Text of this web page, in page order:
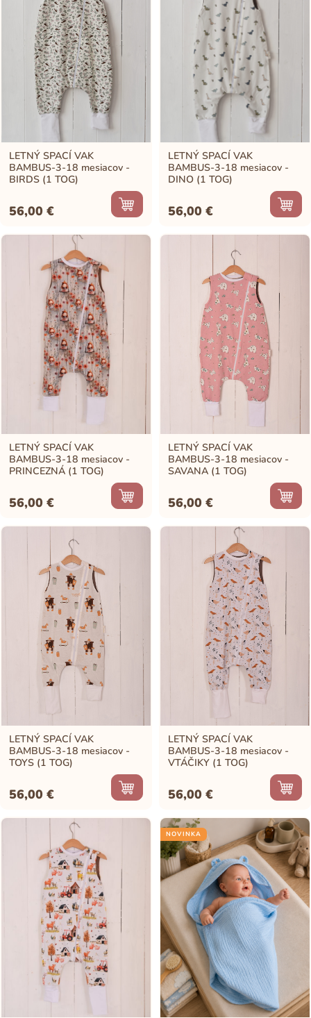
LETNÝ SPACÍ VAK
BAMBUS-3-18 mesiacov -
BIRDS (1 TOG)
56,00€
LETNÝ SPACÍ VAK
BAMBUS-3-18 mesiacov -
DINO (1 TOG)
56,00€
LETNÝ SPACÍ VAK
BAMBUS-3-18 mesiacov -
PRINCEZNÁ (1 TOG)
56,00€
LETNÝ SPACÍ VAK
BAMBUS-3-18 mesiacov -
SAVANA (1 TOG)
56,00€
LETNÝ SPACÍ VAK
BAMBUS-3-18 mesiacov -
TOYS (1 TOG)
56,00€
LETNÝ SPACÍ VAK
BAMBUS-3-18 mesiacov -
VTÁČIKY (1 TOG)
56,00€
NOVINKA